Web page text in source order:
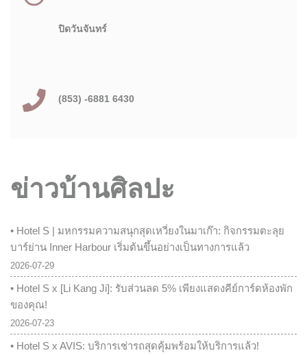
ปิดวันจันทร์
(853) -6881 6430
ข่าวบ้านศิลปะ
• Hotel S | มหกรรมความสนุกสุดเหวี่ยงในมาเก๊า: กิจกรรมตะลุย
บาร์ย่าน Inner Harbour เริ่มต้นขึ้นอย่างเป็นทางการแล้ว
2026-07-29
• Hotel S x [Li Kang Ji]: รับส่วนลด 5% เพียงแสดงคีย์การ์ดห้องพัก
ของคุณ!
2026-07-23
• Hotel S x AVIS: บริการเช่ารถสุดคุ้มพร้อมให้บริการแล้ว!